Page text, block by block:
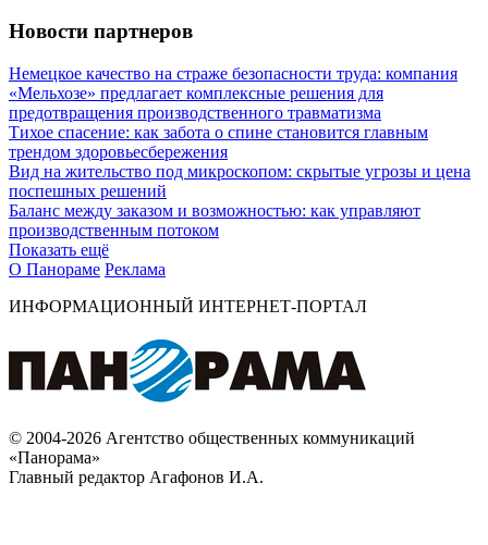
Новости партнеров
Немецкое качество на страже безопасности труда: компания
«Мельхозе» предлагает комплексные решения для
предотвращения производственного травматизма
Тихое спасение: как забота о спине становится главным
трендом здоровьесбережения
Вид на жительство под микроскопом: скрытые угрозы и цена
поспешных решений
Баланс между заказом и возможностью: как управляют
производственным потоком
Показать ещё
О Панораме Реклама
ИНФОРМАЦИОННЫЙ ИНТЕРНЕТ-ПОРТАЛ
© 2004-2026 Агентство общественных коммуникаций
«Панорама»
Главный редактор Агафонов И.А.